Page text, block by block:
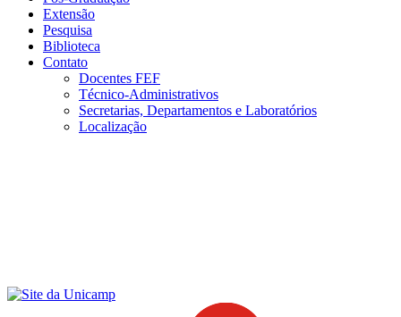
Extensão
Pesquisa
Biblioteca
Contato
Docentes FEF
Técnico-Administrativos
Secretarias, Departamentos e Laboratórios
Localização